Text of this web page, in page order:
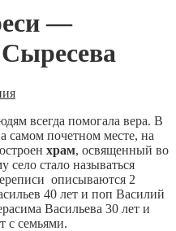
—
всегда помогала вера. В
самом почетном месте, на
храм, освященный во
стало называться
описываются 2
40 лет и поп Василий
Васильева 30 лет и
с семьями.